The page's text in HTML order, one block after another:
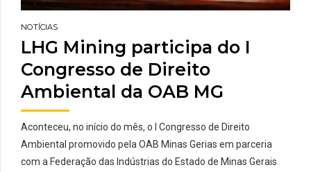
NOTÍCIAS
LHG Mining participa do I
Congresso de Direito
Ambiental da OAB MG
Aconteceu, no início do mês, o I Congresso de Direito
Ambiental promovido pela OAB Minas Gerias em parceria
com a Federação das Indústrias do Estado de Minas Gerais